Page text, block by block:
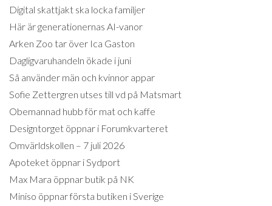
Digital skattjakt ska locka familjer
Här är generationernas AI-vanor
Arken Zoo tar över Ica Gaston
Dagligvaruhandeln ökade i juni
Så använder män och kvinnor appar
Sofie Zettergren utses till vd på Matsmart
Obemannad hubb för mat och kaffe
Designtorget öppnar i Forumkvarteret
Omvärldskollen – 7 juli 2026
Apoteket öppnar i Sydport
Max Mara öppnar butik på NK
Miniso öppnar första butiken i Sverige